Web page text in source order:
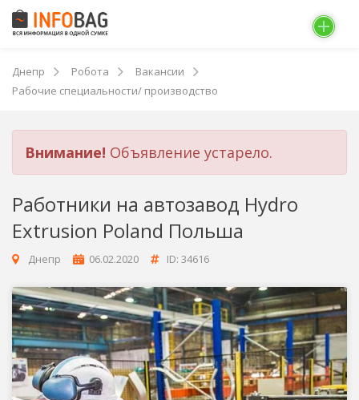
Днепр Робота
Вакансии
Рабочие специальности/ производство
Внимание! Объявление устарело.
Работники на автозавод Hydro
Extrusion Poland Польша
Днепр 06.02.2020 ID: 34616